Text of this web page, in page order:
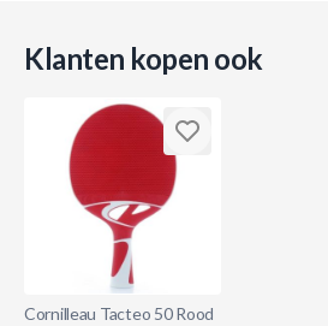
Klanten kopen ook
Cornilleau Tacteo 50 Rood